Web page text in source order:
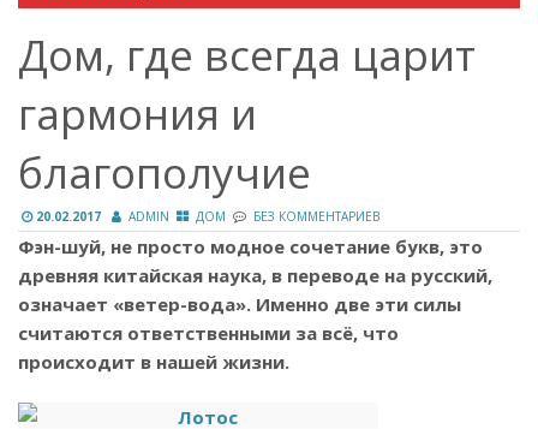
Дом, где всегда царит
гармония и
благополучие
20.02.2017 ADMIN ДОМ БЕЗ КОММЕНТАРИЕВ
Фэн-шуй, не просто модное сочетание букв, это
древняя китайская наука, в переводе на русский,
означает «ветер-вода». Именно две эти силы
считаются ответственными за всё, что
происходит в нашей жизни.